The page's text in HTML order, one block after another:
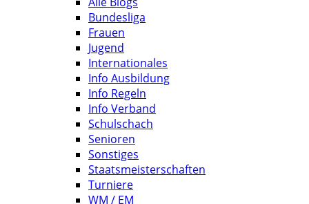
Bundesliga
Frauen
Jugend
Internationales
Info Ausbildung
Info Regeln
Info Verband
Schulschach
Senioren
Sonstiges
Staatsmeisterschaften
Turniere
WM / EM